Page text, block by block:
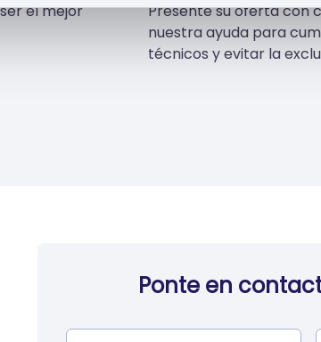
el mejor
Presente su oferta con
nuestra ayuda para
técnicos y evitar la
Ponte en